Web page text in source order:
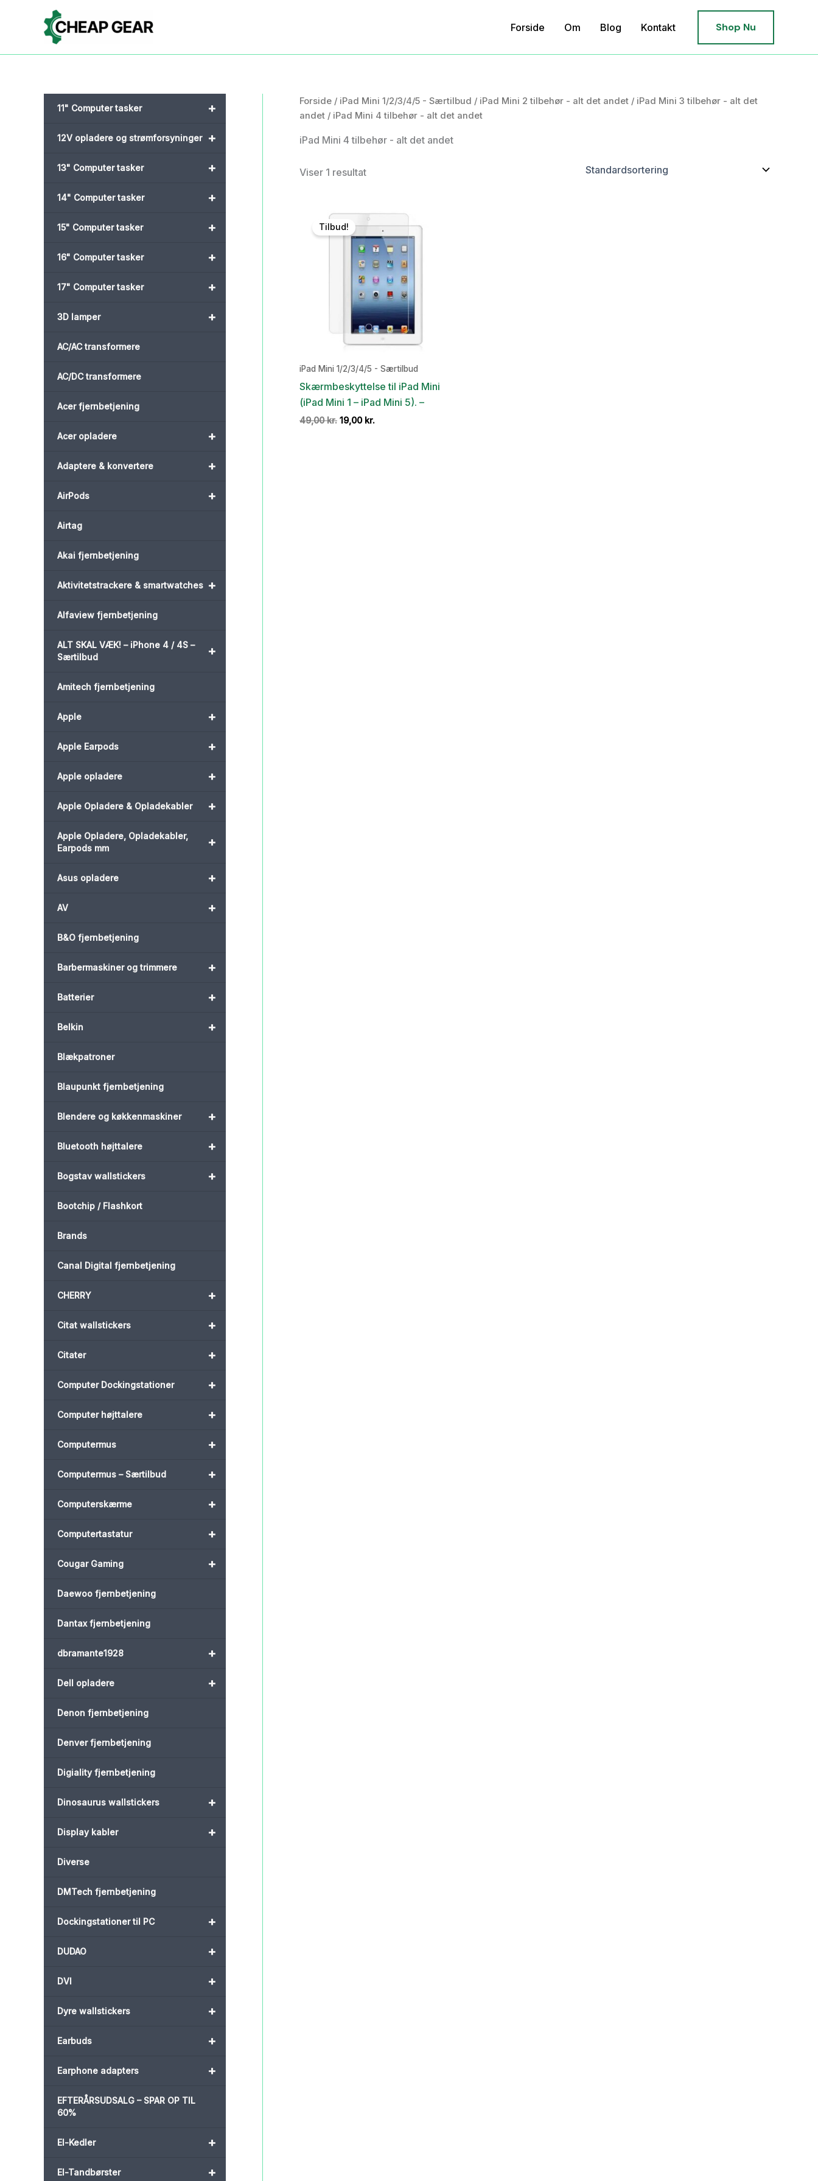
Forside Om Blog Kontakt Shop Nu
+
11" Computer tasker
+
12V opladere og strømforsyninger
+
13" Computer tasker
+
14" Computer tasker
+
15" Computer tasker
+
16" Computer tasker
+
17" Computer tasker
+
3D lamper
AC/AC transformere
AC/DC transformere
Acer fjernbetjening
+
Acer opladere
+
Adaptere & konvertere
+
AirPods
Airtag
Akai fjernbetjening
+
Aktivitetstrackere & smartwatches
Alfaview fjernbetjening
+
ALT SKAL VÆK! – iPhone 4 / 4S –
Særtilbud
Amitech fjernbetjening
+
Apple
+
Apple Earpods
+
Apple opladere
+
Apple Opladere & Opladekabler
+
Apple Opladere, Opladekabler,
Earpods mm
+
Asus opladere
+
AV
B&O fjernbetjening
+
Barbermaskiner og trimmere
+
Batterier
+
Belkin
Blækpatroner
Blaupunkt fjernbetjening
+
Blendere og køkkenmaskiner
+
Bluetooth højttalere
+
Bogstav wallstickers
Bootchip / Flashkort
Brands
Canal Digital fjernbetjening
+
CHERRY
+
Citat wallstickers
+
Citater
+
Computer Dockingstationer
+
Computer højttalere
+
Computermus
+
Computermus – Særtilbud
+
Computerskærme
+
Computertastatur
+
Cougar Gaming
Daewoo fjernbetjening
Dantax fjernbetjening
+
dbramante1928
+
Dell opladere
Denon fjernbetjening
Denver fjernbetjening
Digiality fjernbetjening
+
Dinosaurus wallstickers
+
Display kabler
Diverse
DMTech fjernbetjening
+
Dockingstationer til PC
+
DUDAO
+
DVI
+
Dyre wallstickers
+
Earbuds
+
Earphone adapters
EFTERÅRSUDSALG – SPAR OP TIL
60%
+
El-Kedler
+
El-Tandbørster
Forside / iPad Mini 1/2/3/4/5 - Særtilbud / iPad Mini 2 tilbehør - alt det andet / iPad Mini 3 tilbehør - alt det
andet / iPad Mini 4 tilbehør - alt det andet
iPad Mini 4 tilbehør - alt det andet
Viser 1 resultat
Tilbud!
iPad Mini 1/2/3/4/5 - Særtilbud
Skærmbeskyttelse til iPad Mini
(iPad Mini 1 – iPad Mini 5). –
49,00kr. Den
19,00 kr.